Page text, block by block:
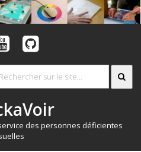
des personnes déficientes